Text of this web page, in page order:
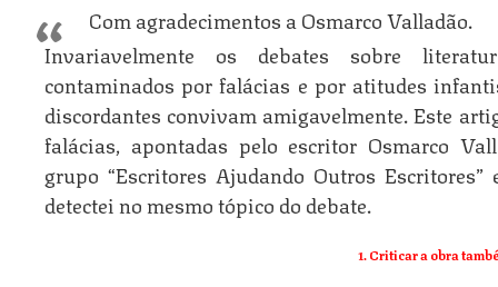
Com agradecimentos a Osmarco Valladão.
Invariavelmente os debates sobre
contaminados por falácias e por atitudes
discordantes convivam amigavelmente. Este
falácias, apontadas pelo escritor Osmarco
grupo “Escritores Ajudando Outros
detectei no mesmo tópico do debate.
1. Criticar a obra